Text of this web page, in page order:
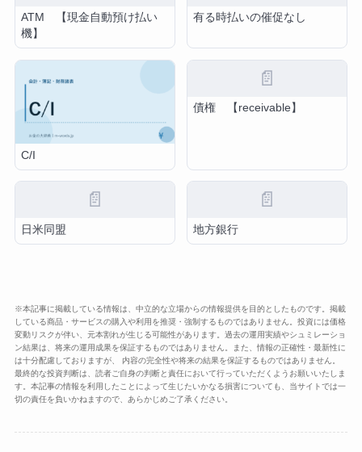
ATM 【現金自動預け払い
機】
有る時払いの催促なし
C/I
📄
債権 【receivable】
📄
日米同盟
📄
地方銀行
※本記事に掲載している情報は、中立的な立場からの情報提供を目的としたものです。掲載
している商品・サービスの購入や利用を推奨・強制するものではありません。投資には価格
変動リスクが伴い、元本割れが生じる可能性があります。過去の運用実績やシュミレーショ
ン結果は、将来の運用成果を保証するものではありません。また、情報の正確性・最新性に
は十分配慮しておりますが、 内容の完全性や将来の結果を保証するものではありません。
最終的な投資判断は、読者ご自身の判断と責任において行っていただくようお願いいたしま
す。本記事の情報を利用したことによって生じたいかなる損害についても、当サイトでは一
切の責任を負いかねますので、あらかじめご了承ください。